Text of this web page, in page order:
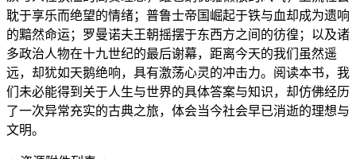
耽于享乐而绝望的情绪；普鲁士帝国崛起于铁与血却成为遗响
的黯然命运；罗曼诺夫王朝摇摆于东西方之间的彷徨；以及诸
多政治人物在十九世纪的最后谢幕，距离今天的我们虽然遥
远，却犹如天鹅绝响，具有激荡心灵的冲击力。阅读本书，我
们未必能得到关于人生与世界的具体答案与知识，却仿佛经历
了一次异常充实的古典之旅，体会当今社会早已消逝的理想与
文明。